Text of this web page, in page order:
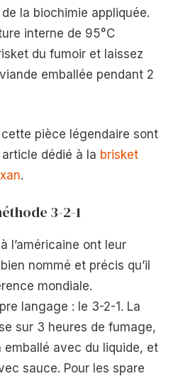
la biochimie appliquée.
interne de 95°C
du fumoir et laissez
emballée pendant 2
pièce légendaire sont
dédié à la brisket
.
3-2-1
l’américaine ont leur
nommé et précis qu’il
mondiale.
langage : le 3-2-1. La
sur 3 heures de fumage,
emballé avec du liquide, et
sauce. Pour les spare